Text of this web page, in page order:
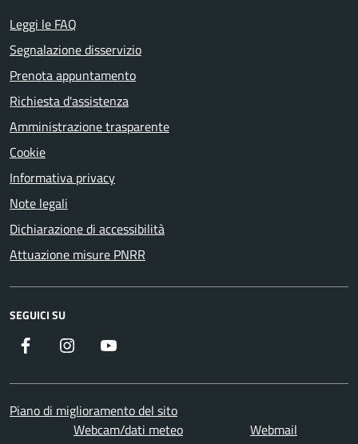
Leggi le FAQ
Segnalazione disservizio
Prenota appuntamento
Richiesta d'assistenza
Amministrazione trasparente
Cookie
Informativa privacy
Note legali
Dichiarazione di accessibilità
Attuazione misure PNRR
SEGUICI SU
Facebook Instagram
Piano di miglioramento del sito
Webcam/dati meteo
Webmail